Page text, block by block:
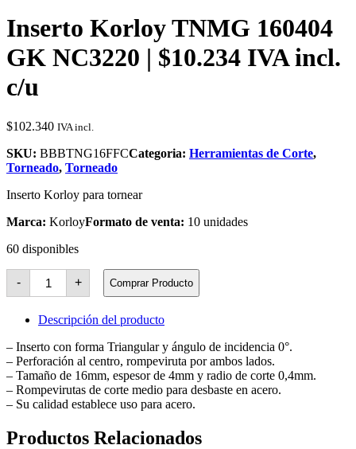
Inserto Korloy TNMG 160404
GK NC3220 | $10.234 IVA incl.
c/u
$102.340 IVA incl.
SKU: BBBTNG16FFCCategoria: Herramientas de Corte,
Torneado, Torneado
Inserto Korloy para tornear
Marca: KorloyFormato de venta: 10 unidades
60 disponibles
-
Inserto
Korloy
TNMG
160404
GK
cantidad
+ Comprar Producto
Descripción del producto
– Inserto con forma Triangular y ángulo de incidencia 0°.
– Perforación al centro, rompeviruta por ambos lados.
– Tamaño de 16mm, espesor de 4mm y radio de corte 0,4mm.
– Rompevirutas de corte medio para desbaste en acero.
– Su calidad establece uso para acero.
Productos Relacionados